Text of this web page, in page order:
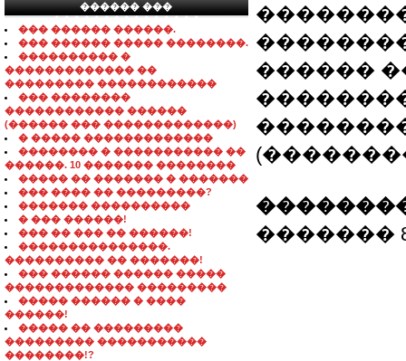
������ ���
���������������
��� ������ ������.
��� ������ ����� ��������.
���������� �
������������� ��
��������� ������������
��� ��������
������������ ������
(������ ��� �������������)
� ����� �������������
�������� � ����������� ��
������. 10 ������� ��������
����� �� ������� � �������
��� ���� �� ���������?
������� ����������
� ��� ������!
��� �� ��� �� ������!
���������������.
���������� �� �������!
��� ������ ������ �����
������������� ���������
����� ������ � ����
������!
����� �� ���������
��������� �����������
��������!?
������
������� 8-